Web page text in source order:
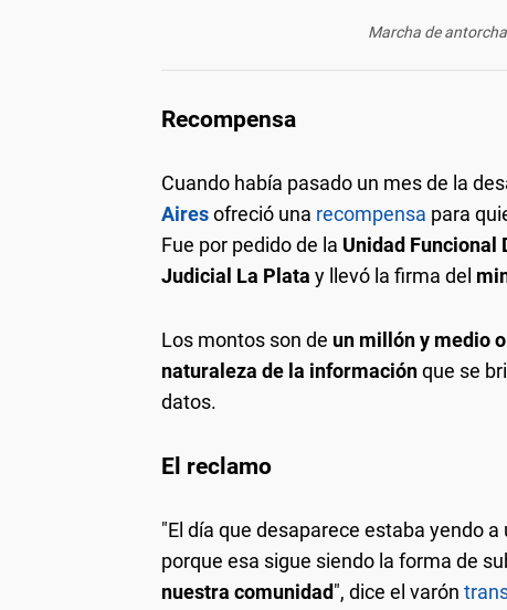
Marcha de
Recompensa
Cuando había pasado un mes de la
Airesofreció una recompensa para
Fue por pedido de la Unidad Funcional
Judicial La Plata y llevó la firma del
Los montos son de un millón y medio
naturaleza de la informaciónque se
datos.
El reclamo
"El día que desaparece estaba yendo
porque esa sigue siendo la forma de
nuestra comunidad", dice el varón